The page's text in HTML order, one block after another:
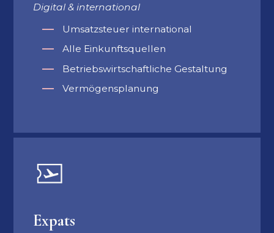
Digital & international
Umsatzsteuer international
Alle Einkunftsquellen
Betriebswirtschaftliche Gestaltung
Vermögensplanung
Expats